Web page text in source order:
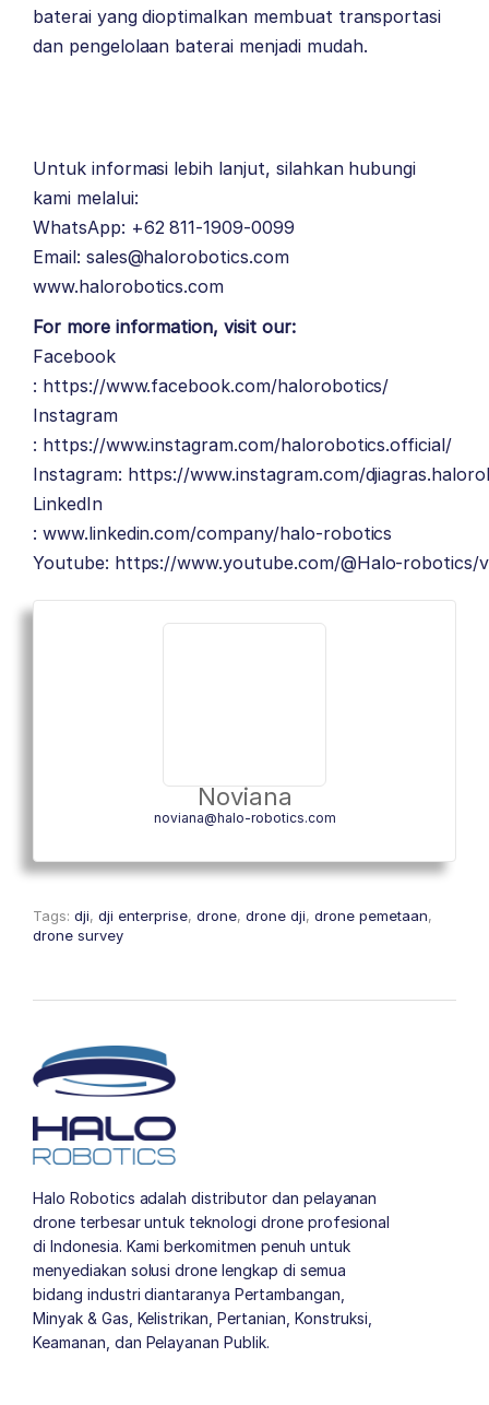
baterai yang dioptimalkan membuat transportasi
dan pengelolaan baterai menjadi mudah.
Untuk informasi lebih lanjut, silahkan hubungi
kami melalui:
WhatsApp: +62 811-1909-0099
Email: sales@halorobotics.com
www.halorobotics.com
For more information, visit our:
Facebook
: https://www.facebook.com/halorobotics/
Instagram
: https://www.instagram.com/halorobotics.official/
Instagram: https://www.instagram.com/
LinkedIn
: www.linkedin.com/company/halo-robotics
Youtube: https://www.youtube.com/@Halo-robotics/
Noviana
noviana@halo-robotics.com
Tags: dji, dji enterprise, drone, drone dji, drone pemetaan,
drone survey
Halo Robotics adalah distributor dan pelayanan
drone terbesar untuk teknologi drone profesional
di Indonesia. Kami berkomitmen penuh untuk
menyediakan solusi drone lengkap di semua
bidang industri diantaranya Pertambangan,
Minyak & Gas, Kelistrikan, Pertanian, Konstruksi,
Keamanan, dan Pelayanan Publik.